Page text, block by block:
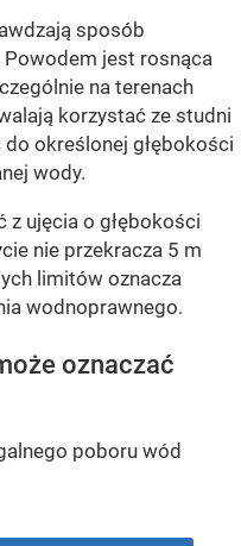
sposób
jest rosnąca
na terenach
korzystać ze studni
określonej głębokości
wody.
z ujęcia o głębokości
nie przekracza 5 m
limitów oznacza
wodnoprawnego.
oznaczać
poboru wód